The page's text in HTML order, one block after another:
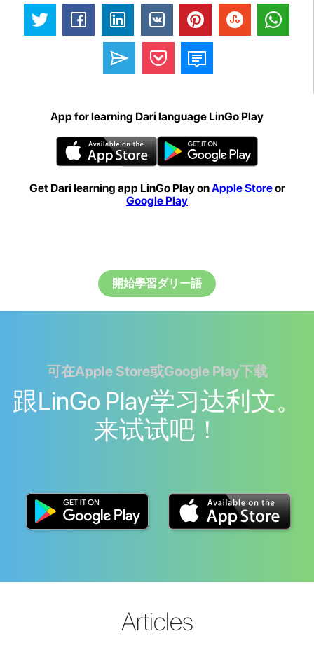
App for learning Dari language LinGo Play
Get Dari learning app LinGo Play onApple Storeor
Google Play
開始學習ダリー語
可在Apple Store或Google Play下载
跟LinGo Play学习达利文。
来试试吧！
Articles